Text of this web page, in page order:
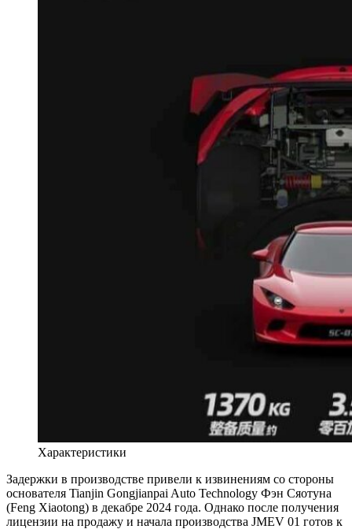
Характеристики
Задержки в производстве привели к извинениям со стороны
основателя Tianjin Gongjianpai Auto Technology Фэн Сяотуна
(Feng Xiaotong) в декабре 2024 года. Однако после получения
лицензии на продажу и начала производства JMEV 01 готов к